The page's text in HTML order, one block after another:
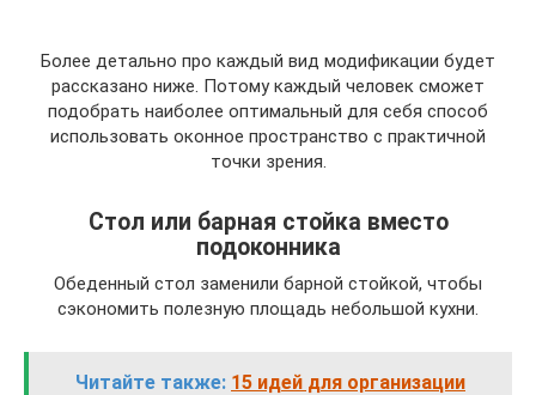
Более детально про каждый вид модификации будет
рассказано ниже. Потому каждый человек сможет
подобрать наиболее оптимальный для себя способ
использовать оконное пространство с практичной
точки зрения.
Стол или барная стойка вместо
подоконника
Обеденный стол заменили барной стойкой, чтобы
сэкономить полезную площадь небольшой кухни.
Читайте также: 15 идей для организации